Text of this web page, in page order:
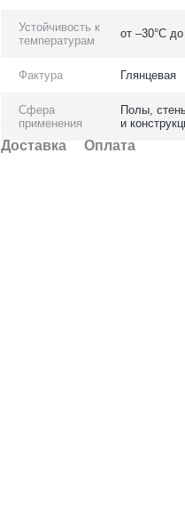
Устойчивость к
температурам
от –30°C
Фактура Глянцевая
Сфера
применения
Полы,
и
Доставка Оплата